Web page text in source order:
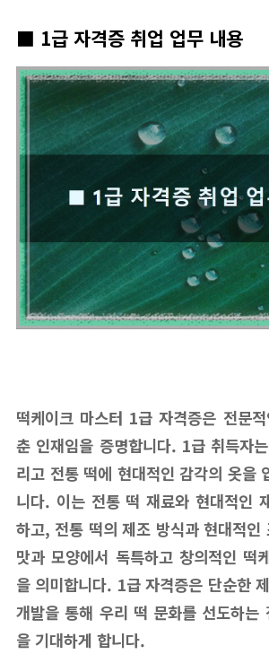
■ 1급 자격증 취업 업무 내용
떡케이크 마스터 1급 자격증은 전문
춘 인재임을 증명합니다. 1급 취득자
리고 전통 떡에 현대적인 감각의 옷을
니다. 이는 전통 떡 재료와 현대적인
하고, 전통 떡의 제조 방식과 현대적인
맛과 모양에서 독특하고 창의적인 떡
을 의미합니다. 1급 자격증은 단순한
개발을 통해 우리 떡 문화를 선도하는
을 기대하게 합니다.